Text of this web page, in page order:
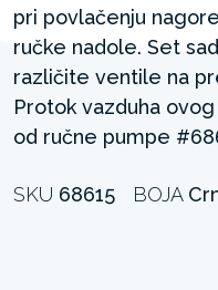
pri povlačenju
ručke nadole. Set
različite ventile na
Protok vazduha
od ručne pumpe
SKU 68615 BOJA